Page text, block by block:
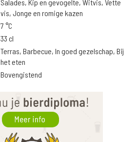
Salades, Kip en gevogelte, Witvis, Vette
vis, Jonge en romige kazen
7 °C
33 cl
Terras, Barbecue, In goed gezelschap, Bij
het eten
Bovengistend